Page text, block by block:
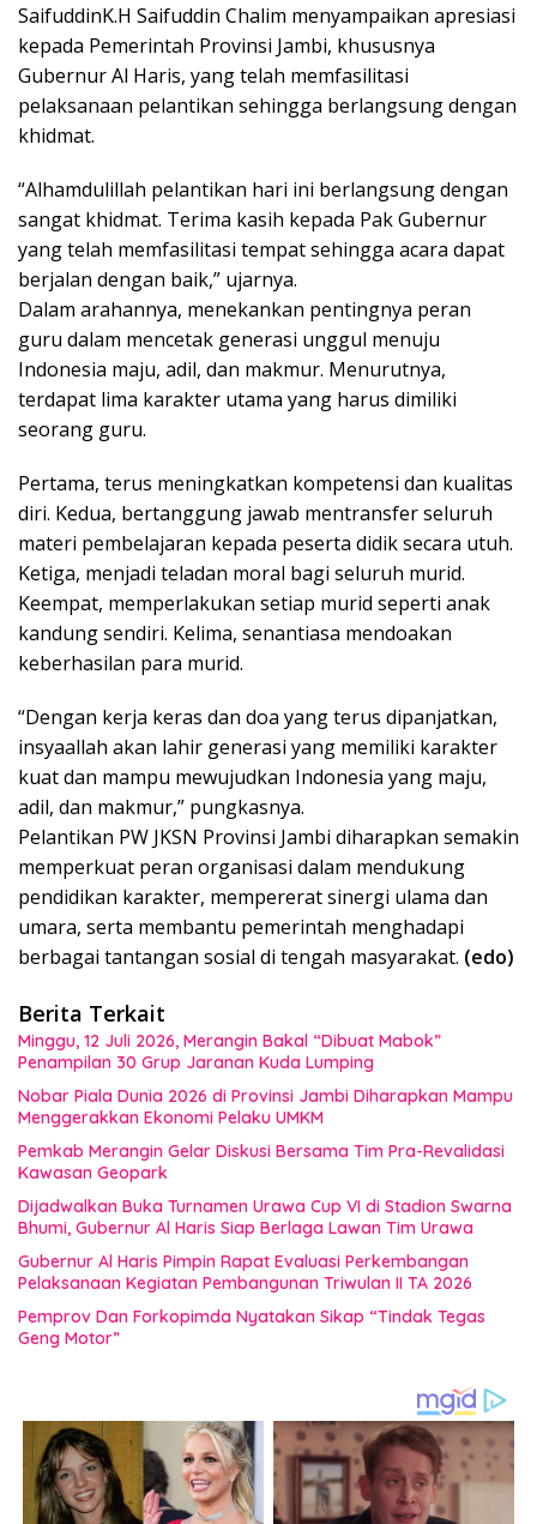
SaifuddinK.H Saifuddin Chalim menyampaikan apresiasi
kepada Pemerintah Provinsi Jambi, khususnya
Gubernur Al Haris, yang telah memfasilitasi
pelaksanaan pelantikan sehingga berlangsung dengan
khidmat.
“Alhamdulillah pelantikan hari ini berlangsung dengan
sangat khidmat. Terima kasih kepada Pak Gubernur
yang telah memfasilitasi tempat sehingga acara dapat
berjalan dengan baik,” ujarnya.
Dalam arahannya, menekankan pentingnya peran
guru dalam mencetak generasi unggul menuju
Indonesia maju, adil, dan makmur. Menurutnya,
terdapat lima karakter utama yang harus dimiliki
seorang guru.
Pertama, terus meningkatkan kompetensi dan kualitas
diri. Kedua, bertanggung jawab mentransfer seluruh
materi pembelajaran kepada peserta didik secara utuh.
Ketiga, menjadi teladan moral bagi seluruh murid.
Keempat, memperlakukan setiap murid seperti anak
kandung sendiri. Kelima, senantiasa mendoakan
keberhasilan para murid.
“Dengan kerja keras dan doa yang terus dipanjatkan,
insyaallah akan lahir generasi yang memiliki karakter
kuat dan mampu mewujudkan Indonesia yang maju,
adil, dan makmur,” pungkasnya.
Pelantikan PW JKSN Provinsi Jambi diharapkan semakin
memperkuat peran organisasi dalam mendukung
pendidikan karakter, mempererat sinergi ulama dan
umara, serta membantu pemerintah menghadapi
berbagai tantangan sosial di tengah masyarakat. (edo)
Berita Terkait
Minggu, 12 Juli 2026, Merangin Bakal “Dibuat Mabok”
Penampilan 30 Grup Jaranan Kuda Lumping
Nobar Piala Dunia 2026 di Provinsi Jambi Diharapkan Mampu
Menggerakkan Ekonomi Pelaku UMKM
Pemkab Merangin Gelar Diskusi Bersama Tim Pra-Revalidasi
Kawasan Geopark
Dijadwalkan Buka Turnamen Urawa Cup VI di Stadion Swarna
Bhumi, Gubernur Al Haris Siap Berlaga Lawan Tim Urawa
Gubernur Al Haris Pimpin Rapat Evaluasi Perkembangan
Pelaksanaan Kegiatan Pembangunan Triwulan II TA 2026
Pemprov Dan Forkopimda Nyatakan Sikap “Tindak Tegas
Geng Motor”